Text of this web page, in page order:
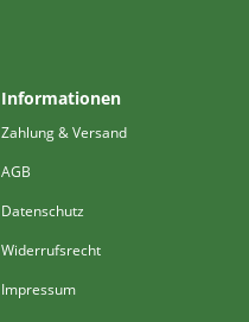
Informationen
Zahlung & Versand
AGB
Datenschutz
Widerrufsrecht
Impressum